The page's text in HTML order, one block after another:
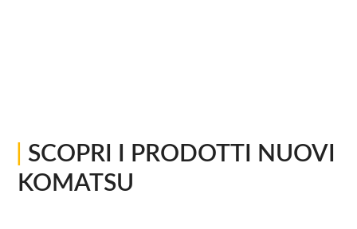
SCOPRI I PRODOTTI NUOVI
KOMATSU